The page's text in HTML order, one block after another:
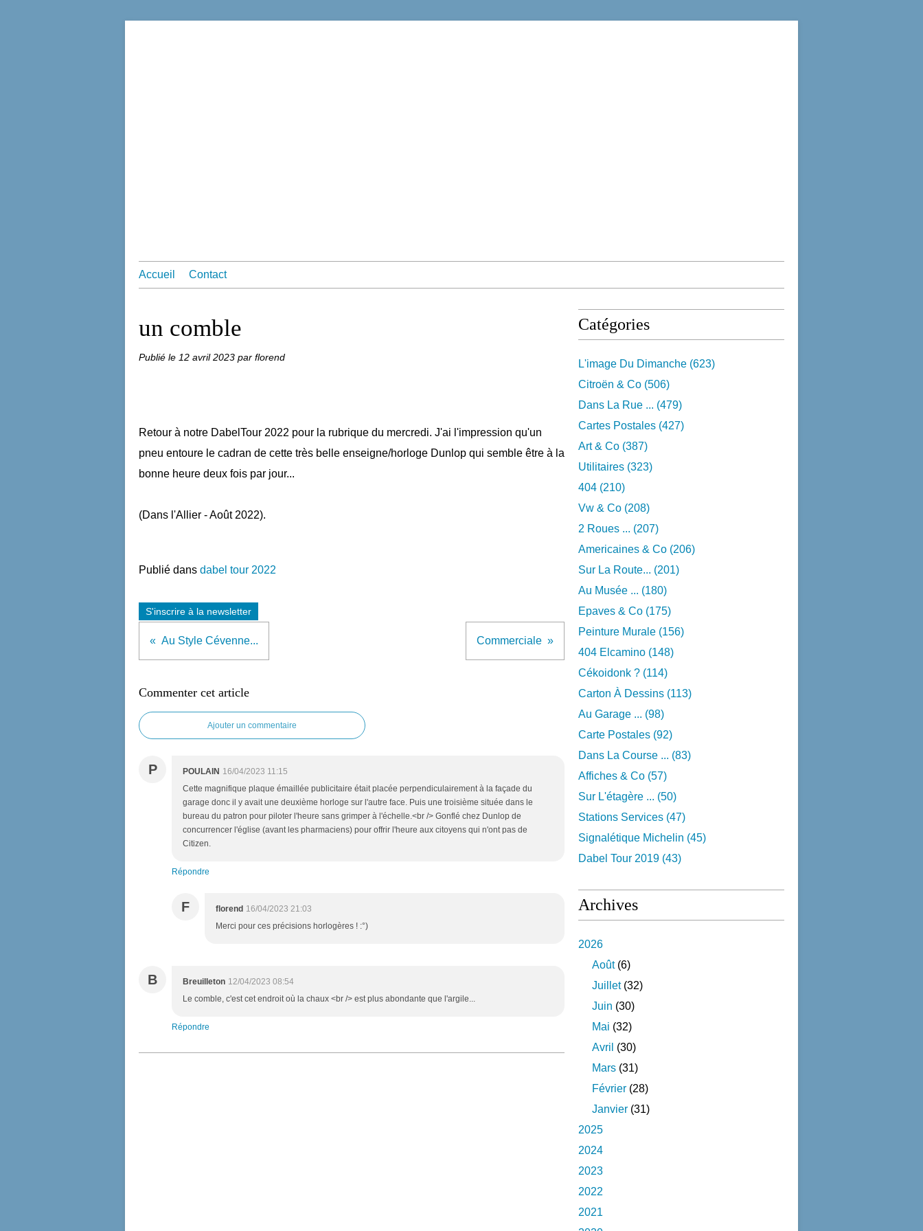
Accueil Contact
un comble
Publié le 12 avril 2023 par florend
Retour à notre DabelTour 2022 pour la rubrique du mercredi. J'ai l'impression qu'un
pneu entoure le cadran de cette très belle enseigne/horloge Dunlop qui semble être à la
bonne heure deux fois par jour...
(Dans l'Allier - Août 2022).
Publié dans dabel tour 2022
S'inscrire à la newsletter
Au Style Cévenne... Commerciale
Commenter cet article
Ajouter un commentaire
P POULAIN 16/04/2023 11:15
Cette magnifique plaque émaillée publicitaire était placée perpendiculairement à la façade du
garage donc il y avait une deuxième horloge sur l'autre face. Puis une troisième située dans le
bureau du patron pour piloter l'heure sans grimper à l'échelle.<br /> Gonflé chez Dunlop de
concurrencer l'église (avant les pharmaciens) pour offrir l'heure aux citoyens qui n'ont pas de
Citizen.
Répondre
F florend 16/04/2023 21:03
Merci pour ces précisions horlogères ! :°)
B Breuilleton 12/04/2023 08:54
Le comble, c'est cet endroit où la chaux <br /> est plus abondante que l'argile...
Répondre
Catégories
L'image Du Dimanche (623)
Citroën & Co (506)
Dans La Rue ... (479)
Cartes Postales (427)
Art & Co (387)
Utilitaires (323)
404 (210)
Vw & Co (208)
2 Roues ... (207)
Americaines & Co (206)
Sur La Route... (201)
Au Musée ... (180)
Epaves & Co (175)
Peinture Murale (156)
404 Elcamino (148)
Cékoidonk ? (114)
Carton À Dessins (113)
Au Garage ... (98)
Carte Postales (92)
Dans La Course ... (83)
Affiches & Co (57)
Sur L'étagère ... (50)
Stations Services (47)
Signalétique Michelin (45)
Dabel Tour 2019 (43)
Archives
2026
Août(6)
Juillet(32)
Juin (30)
Mai (32)
Avril (30)
Mars (31)
Février (28)
Janvier (31)
2025
2024
2023
2022
2021